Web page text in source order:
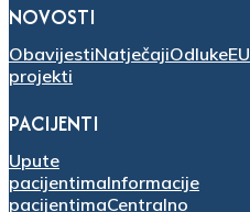
NOVOSTI
ObavijestiNatječajiOdlukeEU
projekti
PACIJENTI
Upute
pacijentimaInformacije
pacijentimaCentralno